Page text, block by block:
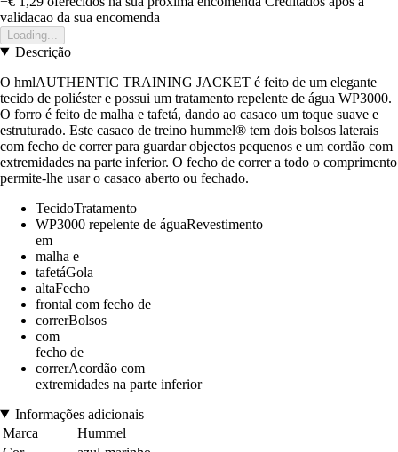
validacao da sua encomenda
Loading...
Descrição
O hmlAUTHENTIC TRAINING JACKET é feito de um elegante
tecido de poliéster e possui um tratamento repelente de água WP3000.
O forro é feito de malha e tafetá, dando ao casaco um toque suave e
estruturado. Este casaco de treino hummel® tem dois bolsos laterais
com fecho de correr para guardar objectos pequenos e um cordão com
extremidades na parte inferior. O fecho de correr a todo o comprimento
permite-lhe usar o casaco aberto ou fechado.
TecidoTratamento
WP3000 repelente de águaRevestimento
em
malha e
tafetáGola
altaFecho
frontal com fecho de
correrBolsos
com
fecho de
correrAcordão com
extremidades na parte inferior
Informações adicionais
Marca
Hummel